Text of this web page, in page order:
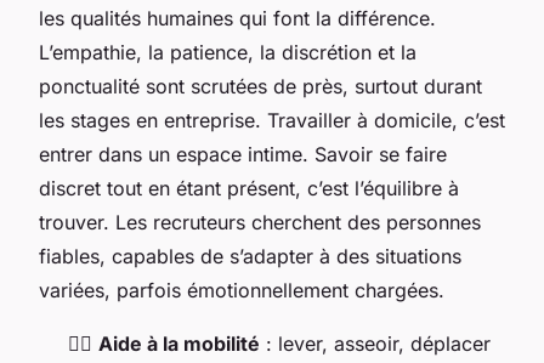
les qualités humaines qui font la différence.
L’empathie, la patience, la discrétion et la
ponctualité sont scrutées de près, surtout durant
les stages en entreprise. Travailler à domicile, c’est
entrer dans un espace intime. Savoir se faire
discret tout en étant présent, c’est l’équilibre à
trouver. Les recruteurs cherchent des personnes
fiables, capables de s’adapter à des situations
variées, parfois émotionnellement chargées.
🧍‍♂️ Aide à la mobilité : lever, asseoir, déplacer